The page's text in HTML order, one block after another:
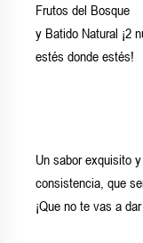
Frutos del Bosque
y Batido Natural ¡2
estés donde estés!
Un sabor exquisito
consistencia, que
¡Que no te vas a